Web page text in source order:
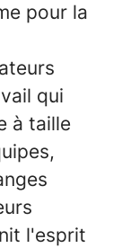
pour la
qui
à taille
l'esprit